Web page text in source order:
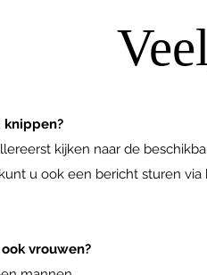
knippen?
kijken naar de
u ook een bericht sturen
vrouwen?